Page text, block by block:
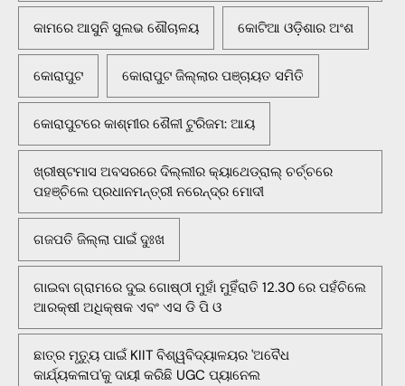
କାମରେ ଆସୁନି ସୁଲଭ ଶୌଚାଳୟ କୋଟିଆ ଓଡ଼ିଶାର ଅଂଶ
କୋରାପୁଟ କୋରାପୁଟ ଜିଲ୍ଲାର ପଞ୍ଚାୟତ ସମିତି
କୋରାପୁଟରେ କାଶ୍ମୀର ଶୈଳୀ ଟୁରିଜମ: ଆୟ
ଖ୍ରୀଷ୍ଟମାସ ଅବସରରେ ଦିଲ୍ଲୀର କ୍ୟାଥେଡ୍ରାଲ୍ ଚର୍ଚ୍ଚରେ
ପହଞ୍ଚିଲେ ପ୍ରଧାନମନ୍ତ୍ରୀ ନରେନ୍ଦ୍ର ମୋଦୀ
ଗଜପତି ଜିଲ୍ଲା ପାଇଁ ଦୁଃଖ
ଗାଇବା ଗ୍ରାମରେ ଦୁଇ ଗୋଷ୍ଠୀ ମୁହାଁ ମୁହିଁରାତି 12.30 ରେ ପହଁଚିଲେ
ଆରକ୍ଷୀ ଅଧିକ୍ଷକ ଏବଂ ଏସ ଡି ପି ଓ
ଛାତ୍ର ମୃତ୍ୟୁ ପାଇଁ KIIT ବିଶ୍ୱବିଦ୍ୟାଳୟର 'ଅବୈଧ
କାର୍ଯ୍ୟକଳାପ'କୁ ଦାୟୀ କରିଛି UGC ପ୍ୟାନେଲ